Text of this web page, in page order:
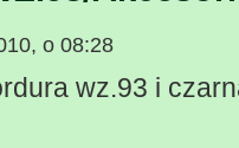
o 08:28
wz.93 i